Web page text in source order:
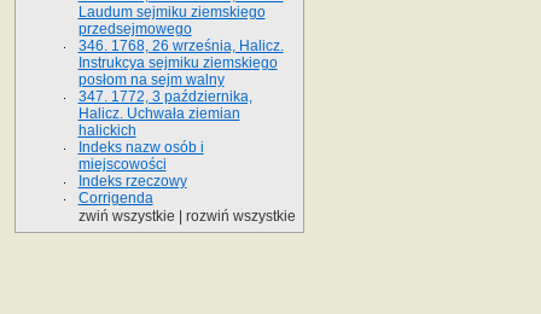
Laudum sejmiku ziemskiego
przedsejmowego
346. 1768, 26 września, Halicz.
Instrukcya sejmiku ziemskiego
posłom na sejm walny
347. 1772, 3 października,
Halicz. Uchwała ziemian
halickich
Indeks nazw osób i
miejscowości
Indeks rzeczowy
Corrigenda
zwiń wszystkie
rozwiń wszystkie